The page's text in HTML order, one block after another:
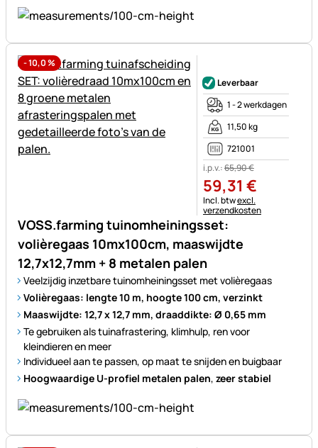
-10,0%
VOSS.farming tuinomheiningsset:
volièregaas 10mx100cm, maaswijdte
12,7x12,7mm + 8 metalen palen
Veelzijdig inzetbare tuinomheiningsset met volièregaas
Volièregaas: lengte 10 m, hoogte 100 cm, verzinkt
Maaswijdte: 12,7 x 12,7 mm, draaddikte: Ø 0,65 mm
Te gebruiken als tuinafrastering, klimhulp, ren voor
kleindieren en meer
Individueel aan te passen, op maat te snijden en buigbaar
Hoogwaardige U-profiel metalen palen, zeer stabiel
Leverbaar
1 - 2 werkdagen
11,50 kg
721001
i.p.v.:65,90€
59,31 €
Belastinginformatie:
Incl. btwexcl.
verzendkosten